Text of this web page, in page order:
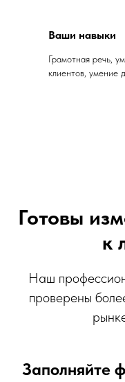
Ваши навыки
Грамотная речь,
клиентов, умение
Готовы
к
Наш
проверены
Заполняйте